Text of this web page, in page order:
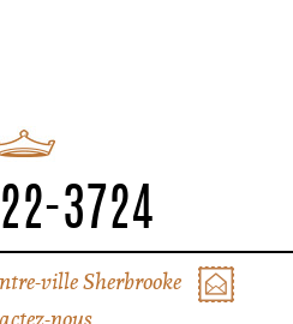
3724
ville Sherbrooke
nous